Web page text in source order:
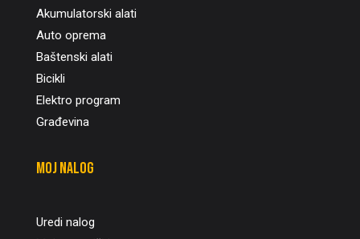
Akumulatorski alati
Auto oprema
Baštenski alati
Bicikli
Elektro program
Građevina
Moj nalog
Uredi nalog